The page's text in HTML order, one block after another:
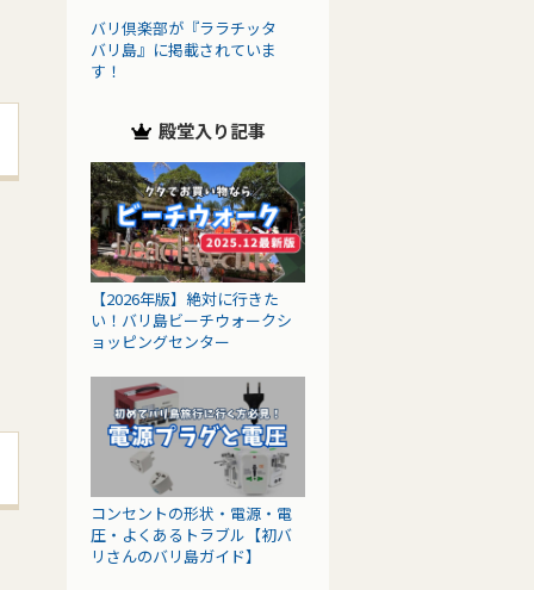
バリ倶楽部が『ララチッタ
バリ島』に掲載されていま
す！
殿堂入り記事
【2026年版】絶対に行きた
い！バリ島ビーチウォークシ
ョッピングセンター
コンセントの形状・電源・電
圧・よくあるトラブル【初バ
リさんのバリ島ガイド】